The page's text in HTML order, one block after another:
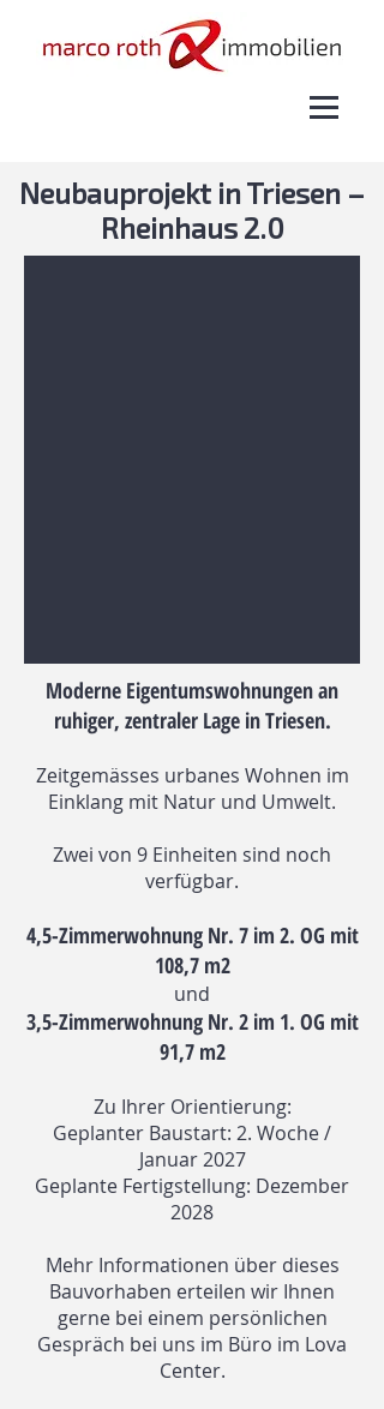
Neubauprojekt in Triesen –
Rheinhaus 2.0
Moderne Eigentumswohnungen an
ruhiger, zentraler Lage in Triesen.
Zeitgemässes urbanes Wohnen im
Einklang mit Natur und Umwelt.
Zwei von 9 Einheiten sind noch
verfügbar.
4,5-Zimmerwohnung Nr. 7 im 2. OG mit
108,7 m2
und
3,5-Zimmerwohnung Nr. 2 im 1. OG mit
91,7 m2
Zu Ihrer Orientierung:
Geplanter Baustart: 2. Woche /
Januar 2027
Geplante Fertigstellung: Dezember
2028
Mehr Informationen über dieses
Bauvorhaben erteilen wir Ihnen
gerne bei einem persönlichen
Gespräch bei uns im Büro im Lova
Center.